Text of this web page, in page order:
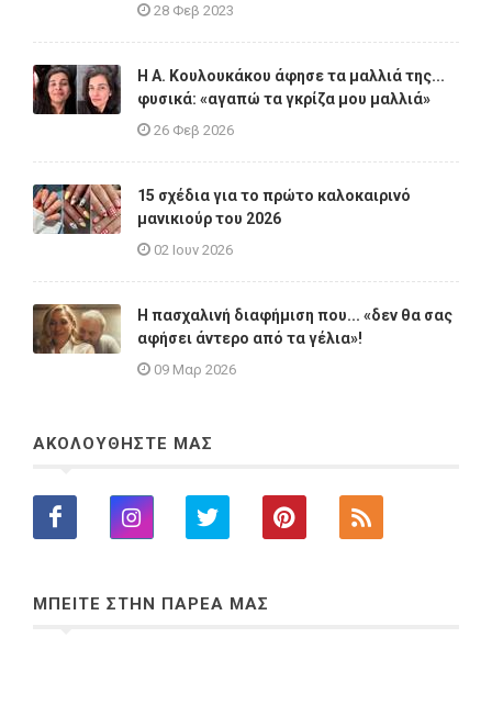
28 Φεβ 2023
Η A. Κουλουκάκου άφησε τα μαλλιά της...
φυσικά: «αγαπώ τα γκρίζα μου μαλλιά»
26 Φεβ 2026
15 σχέδια για το πρώτο καλοκαιρινό
μανικιούρ του 2026
02 Ιουν 2026
Η πασχαλινή διαφήμιση που... «δεν θα σας
αφήσει άντερο από τα γέλια»!
09 Μαρ 2026
ΑΚΟΛΟΥΘΗΣΤΕ ΜΑΣ
ΜΠΕΙΤΕ ΣΤΗΝ ΠΑΡΕΑ ΜΑΣ